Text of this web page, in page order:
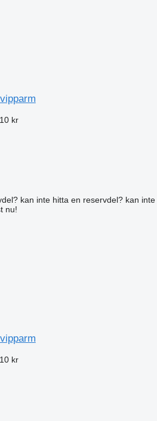
kr
kan inte hitta en reservdel? kan
nu!
kr